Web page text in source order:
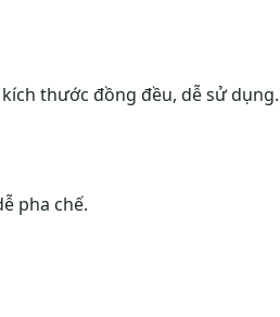
kích thước đồng đều, dễ sử dụng.
pha chế.